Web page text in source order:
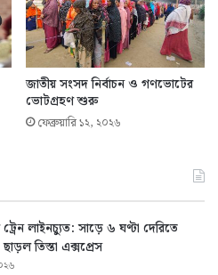
জাতীয় সংসদ নির্বাচন ও গণভোটের
ভোটগ্রহণ শুরু
ফেব্রুয়ারি ১২, ২০২৬
লাইনচ্যুত: সাড়ে ৬ ঘণ্টা দেরিতে
তিস্তা এক্সপ্রেস